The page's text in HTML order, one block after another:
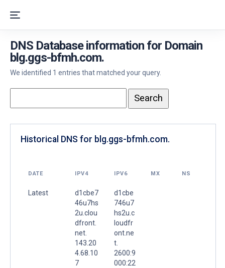
DNS Database information for Domain
blg.ggs-bfmh.com.
We identified 1 entries that matched your query.
Historical DNS for blg.ggs-bfmh.com.
DATE IPV4 IPV6 MX NS
Latest
d1cbe7
46u7hs
2u.clou
dfront.
net.
143.20
4.68.10
7
d1cbe
746u7
hs2u.c
loudfr
ont.ne
t.
2600:9
000:22